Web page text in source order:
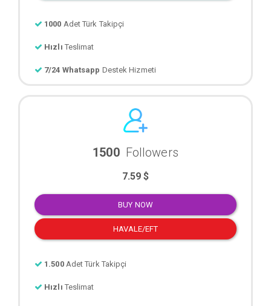
1000 Adet Türk Takipçi
Hızlı Teslimat
7/24 Whatsapp Destek Hizmeti
1500 Followers
7.59 $
BUY NOW
HAVALE/EFT
1.500 Adet Türk Takipçi
Hızlı Teslimat